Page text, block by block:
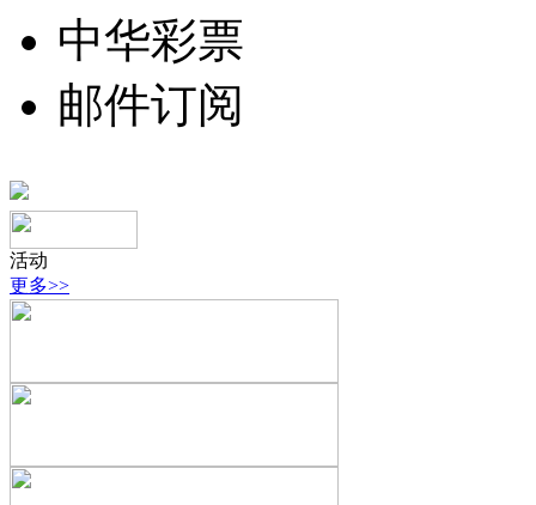
中华彩票
邮件订阅
活动
更多>>